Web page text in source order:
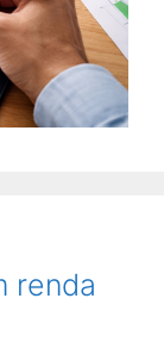
renda